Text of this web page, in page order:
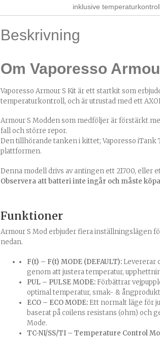
inklusive
Beskrivning
Om Vaporesso
Vaporesso Armour S Kit är ett startkit som
temperaturkontroll, och är utrustad med ett
Armour S Modden som medföljer är förstärkt
fall och större repor.
Den tillhörande tanken i kittet; Vaporesso iTank
plattformen.
Denna modell drivs av antingen ett 21700, eller
Observera att batteri inte ingår och måste
Funktioner
Armour S Mod erbjuder flera inställningslägen
nedan.
F(t) – F(t) MODE (DEFAULT):Levererar
genom att justera temperatur,
PUL – PULSE MODE:Förbättrar
optimal temperatur, smak- &
ECO – ECO MODE:Ett normalt läge för
baserat på coilens resistans (ohm) och
Mode.
TC-NI/SS/TI – Temperature Control